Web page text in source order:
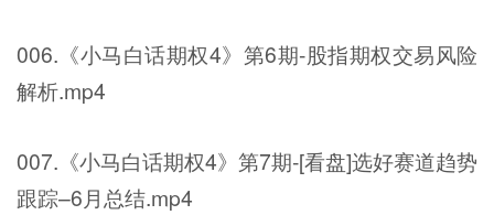
006.《小马白话期权4》第6期-股指期权交易风险
解析.mp4
007.《小马白话期权4》第7期-[看盘]选好赛道趋势
跟踪–6月总结.mp4